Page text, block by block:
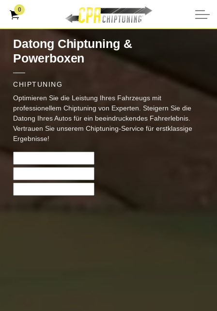
0
Datong Chiptuning &
Powerboxen
CHIPTUNING
Optimieren Sie die Leistung Ihres Fahrzeugs mit
professionellem Chiptuning von Experten. Steigern Sie die
Datong Ihres Autos für ein beeindruckendes Fahrerlebnis.
Vertrauen Sie unserem Chiptuning-Service für erstklassige
Ergebnisse!